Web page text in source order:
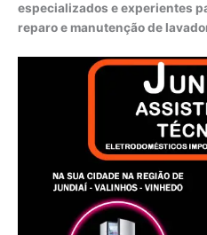
especializados e experientes
reparo e manutenção de